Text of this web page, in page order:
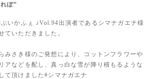
ぽ”
いかふぇ
♪Vol.94出演者であるシマナガエナ様
ていただきました。
みさき様のご発想により、コットンフラワーや
アなどを配し、真っ白な雪が降り積もるような
て頂けました#シマナガエナ